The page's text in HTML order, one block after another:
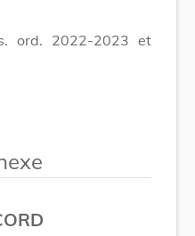
ord. 2022-2023 et